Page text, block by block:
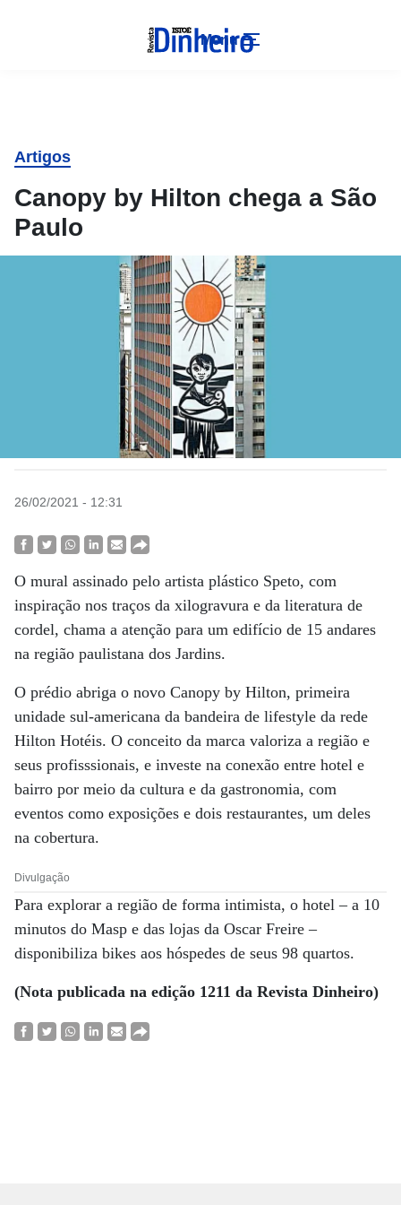
Menu
Artigos
Canopy by Hilton chega a São
Paulo
26/02/2021 - 12:31
O mural assinado pelo artista plástico Speto, com
inspiração nos traços da xilogravura e da literatura de
cordel, chama a atenção para um edifício de 15 andares
na região paulistana dos Jardins.
O prédio abriga o novo Canopy by Hilton, primeira
unidade sul-americana da bandeira de lifestyle da rede
Hilton Hotéis. O conceito da marca valoriza a região e
seus profisssionais, e investe na conexão entre hotel e
bairro por meio da cultura e da gastronomia, com
eventos como exposições e dois restaurantes, um deles
na cobertura.
Divulgação
Para explorar a região de forma intimista, o hotel – a 10
minutos do Masp e das lojas da Oscar Freire –
disponibiliza bikes aos hóspedes de seus 98 quartos.
(Nota publicada na edição 1211 da Revista Dinheiro)